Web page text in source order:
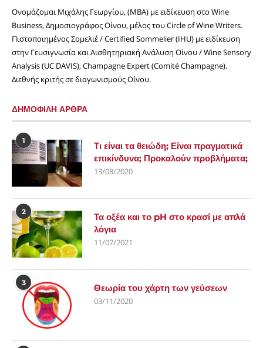
Ονομάζομαι Μιχάλης Γεωργίου, (MBA) με ειδίκευση στο Wine
Business, Δημοσιογράφος Οίνου, μέλος του Circle of Wine Writers.
Πιστοποιημένος Σομελιέ / Certified Sommelier (IHU) με ειδίκευση
στην Γευσιγνωσία και Αισθητηριακή Ανάλυση Οίνου / Wine Sensory
Analysis (UC DAVIS), Champagne Expert (Comité Champagne).
Διεθνής κριτής σε διαγωνισμούς Οίνου.
ΔΗΜΟΦΙΛΗ ΑΡΘΡΑ
1
Τι είναι τα θειώδη; Είναι πραγματικά
επικίνδυνα; Προκαλούν προβλήματα;
13/08/2020
2
Τα οξέα και το pH στο κρασί με απλά
λόγια
11/07/2021
3 Θεωρία του χάρτη των γεύσεων
03/11/2020